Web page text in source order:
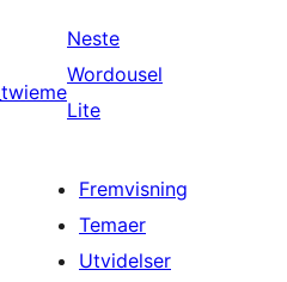
Neste
Wordousel
Lite
Fremvisning
Temaer
Utvidelser